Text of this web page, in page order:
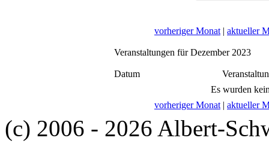
vorheriger Monat | aktueller
Veranstaltungen für Dezember 2023
Datum
Es wurden
vorheriger Monat | aktueller
(c) 2006 - 2026 Albert-